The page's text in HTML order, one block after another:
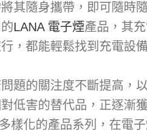
其隨身攜帶，即可隨時
LANA 電子煙產品，其
，都能輕鬆找到充電設
題的關注度不斷提高，
低害的替代品，正逐漸
樣化的產品系列，在電